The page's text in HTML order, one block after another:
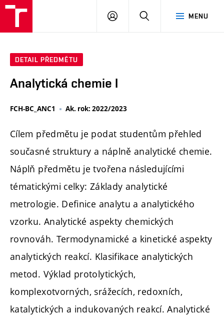
MENU
PŘIHLÁSIT
DETAIL PŘEDMĚTU
Analytická chemie I
FCH-BC_ANC1 Ak. rok: 2022/2023
Cílem předmětu je podat studentům přehled
současné struktury a náplně analytické chemie.
Náplň předmětu je tvořena následujícími
tématickými celky: Základy analytické
metrologie. Definice analytu a analytického
vzorku. Analytické aspekty chemických
rovnováh. Termodynamické a kinetické aspekty
analytických reakcí. Klasifikace analytických
metod. Výklad protolytických,
komplexotvorných, srážecích, redoxních,
katalytických a indukovaných reakcí. Analytické